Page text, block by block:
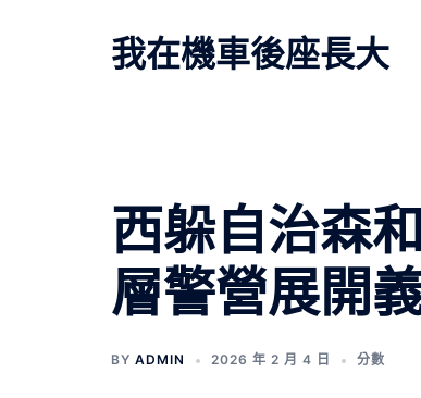
我在機車後座長大
西躲自治森
層警營展開
BY ADMIN 2026 年 2 月 4 日 分數
文
章
導
覽